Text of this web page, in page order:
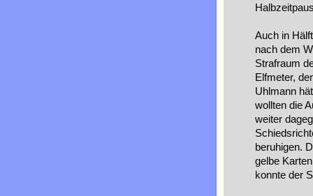
Auch in
nach dem
Strafraum
Elfmeter,
Uhlmann
wollten die
weiter
beruhigen.
gelbe
konnte der